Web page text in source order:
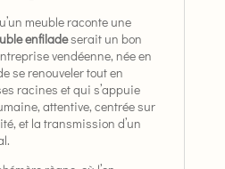
meuble raconte une
enfiladeserait un bon
vendéenne, née en
se renouveler tout en
racines et qui s’appuie
attentive, centrée sur
et la transmission d’un